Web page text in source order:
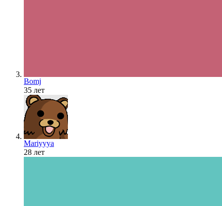
Bomj
35 лет
Mariyyya
28 лет